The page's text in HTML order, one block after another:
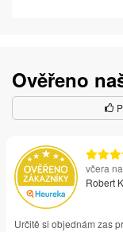
Ověřeno
včera
Robert
Určitě si objednám zas